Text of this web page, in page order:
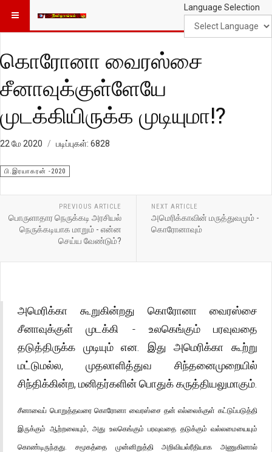
Language Selection
கொரோனா வைரஸ்சை
சீனாவுக்குள்ளேயே
முடக்கியிருக்க முடியுமா!?
22 மே 2020 படிப்புகள்: 6828
பி.இரயாகரன் -2020
PREVIOUS ARTICLE
பொருளாதார நெருக்கடி அரசியல்
நெருக்கடியாக மாறும் - என்ன
செய்ய வேண்டும்?
NEXT ARTICLE
அமெரிக்காவின் மருத்துவமும் -
கொரோனாவும்
அமெரிக்கா கூறுகின்றது கொரோனா வைரஸ்சை
சீனாவுக்குள் முடக்கி - உலகெங்கும் பரவுவதை
தடுத்திருக்க முடியும் என. இது அமெரிக்கா கூற்று
மட்டுமல்ல, முதலாளித்துவ சிந்தனைமுறையில்
சிந்திக்கின்ற, மனிதர்களின் பொதுக் கருத்தியலுமாகும்.
சீனாவைப் பொறுத்தவரை கொரோனா வைரஸ்சை தன் எல்லைக்குள் கட்டுப்படுத்தி
இருக்கும் ஆற்றலையும், அது உலகெங்கும் பரவுவதை தடுக்கும் வல்லமையையும்
கொண்டிருந்தது. சமூகத்தை முன்னிறுத்தி அறிவியல்ரீதியாக அணுகினால்